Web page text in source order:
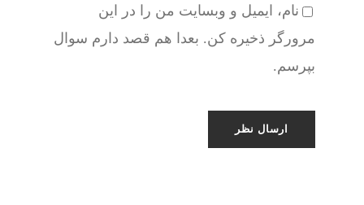
نام، ایمیل و وبسایت من را در این
مرورگر ذخیره کن. بعدا هم قصد دارم سوال
بپرسم.